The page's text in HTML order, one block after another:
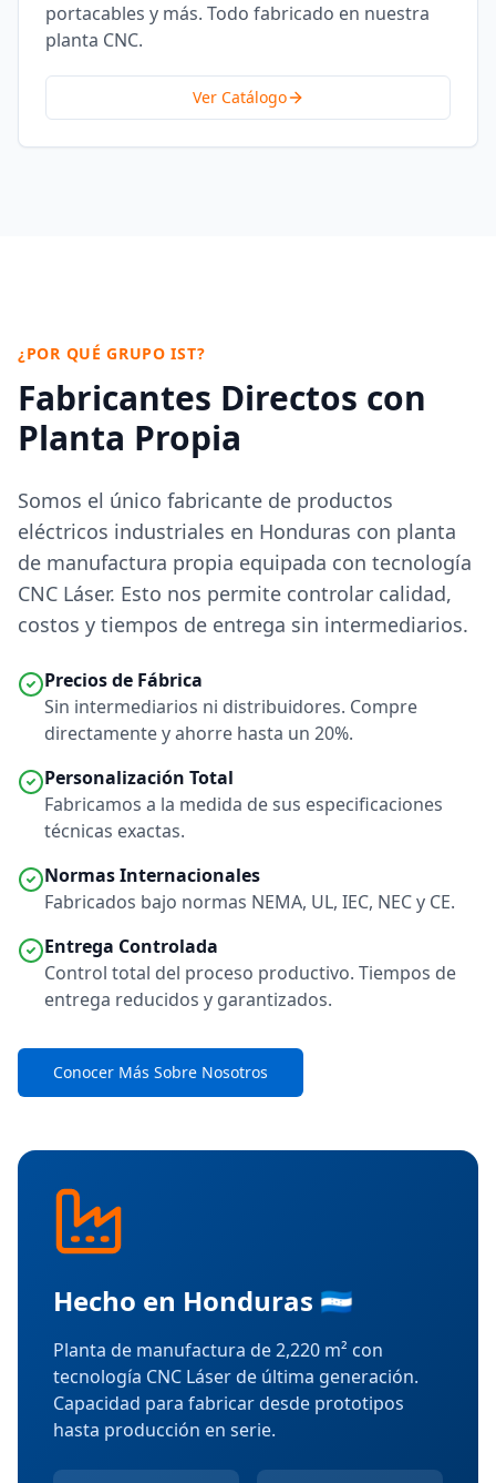
portacables y más. Todo fabricado en nuestra
planta CNC.
Ver Catálogo
¿POR QUÉ GRUPO IST?
Fabricantes Directos con
Planta Propia
Somos el único fabricante de productos
eléctricos industriales en Honduras con planta
de manufactura propia equipada con tecnología
CNC Láser. Esto nos permite controlar calidad,
costos y tiempos de entrega sin intermediarios.
Precios de Fábrica
Sin intermediarios ni distribuidores. Compre
directamente y ahorre hasta un 20%.
Personalización Total
Fabricamos a la medida de sus especificaciones
técnicas exactas.
Normas Internacionales
Fabricados bajo normas NEMA, UL, IEC, NEC y CE.
Entrega Controlada
Control total del proceso productivo. Tiempos de
entrega reducidos y garantizados.
Conocer Más Sobre Nosotros
Hecho en Honduras 🇭🇳
Planta de manufactura de 2,220 m² con
tecnología CNC Láser de última generación.
Capacidad para fabricar desde prototipos
hasta producción en serie.